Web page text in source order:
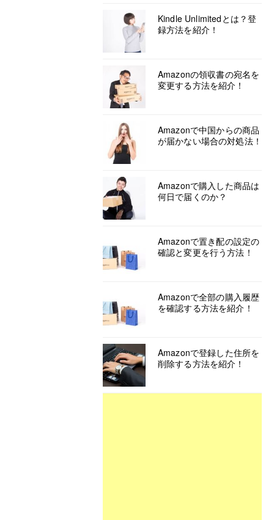
Kindle Unlimitedとは？登
録方法を紹介！
Amazonの領収書の宛名を
変更する方法を紹介！
Amazonで中国からの商品
が届かない場合の対処法！
Amazonで購入した商品は
何日で届くのか？
Amazonで置き配の設定の
確認と変更を行う方法！
Amazonで全部の購入履歴
を確認する方法を紹介！
Amazonで登録した住所を
削除する方法を紹介！